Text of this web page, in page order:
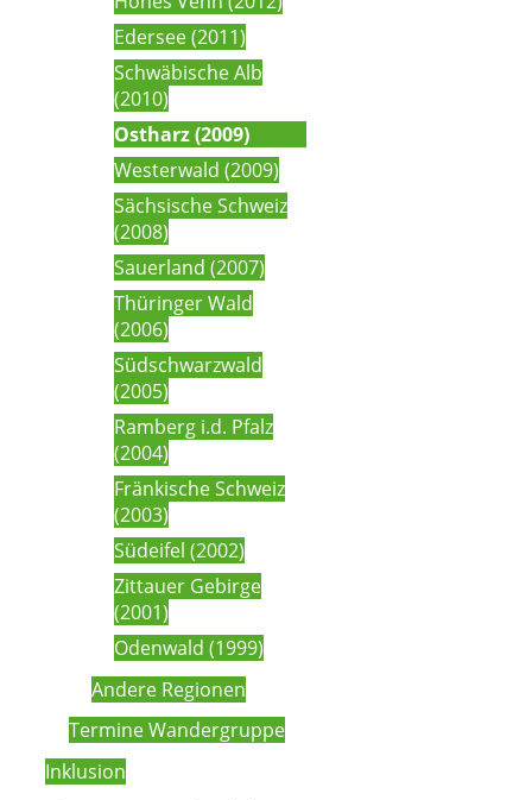
Edersee (2011)
Schwäbische Alb
(2010)
Ostharz (2009)
Westerwald (2009)
Sächsische Schweiz
(2008)
Sauerland (2007)
Thüringer Wald
(2006)
Südschwarzwald
(2005)
Ramberg i.d. Pfalz
(2004)
Fränkische Schweiz
(2003)
Südeifel (2002)
Zittauer Gebirge
(2001)
Odenwald (1999)
Andere Regionen
Termine Wandergruppe
Inklusion